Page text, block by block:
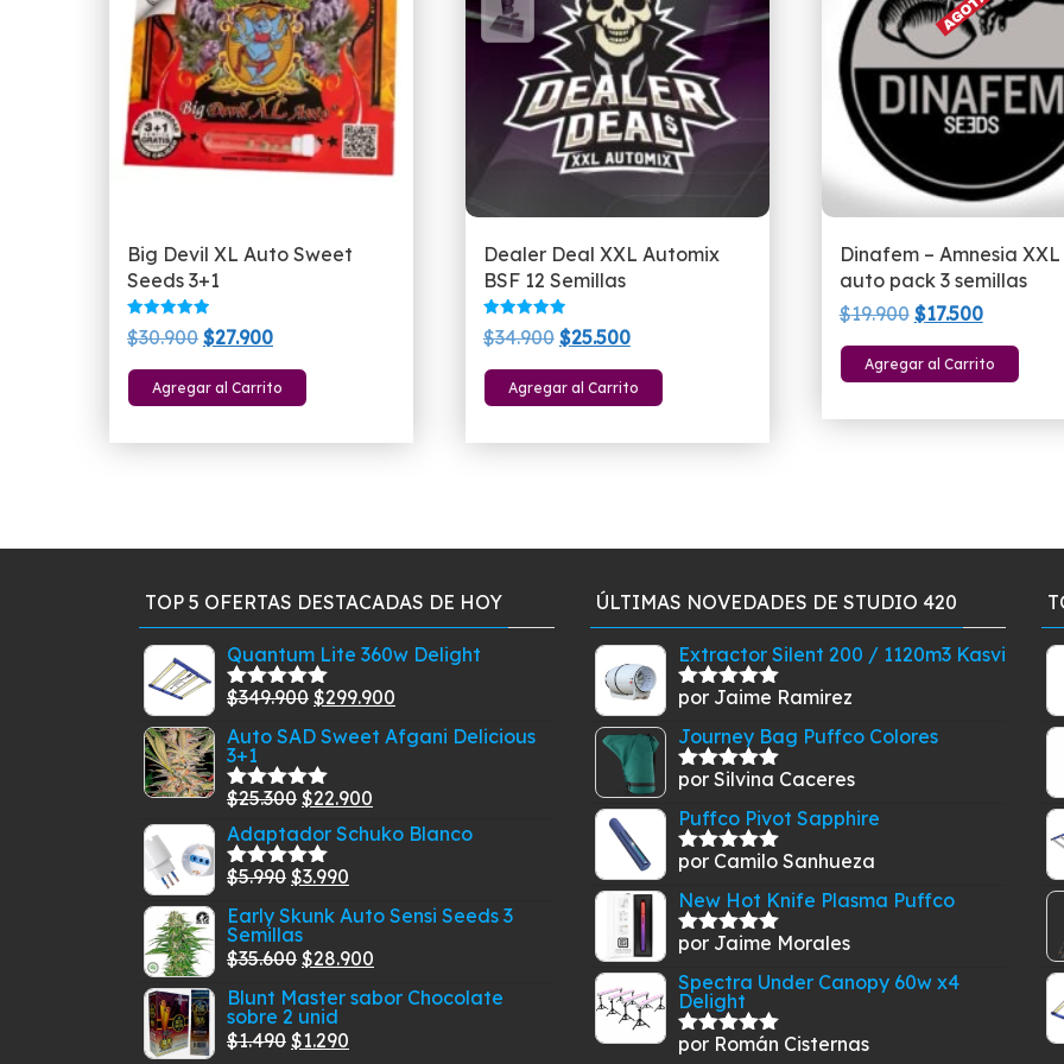
Big Devil XL Auto Sweet
Seeds 3+1
Valorado
con
de 5
$30.900 El
precio
original
$27.900El
precio
actual
Agregar al Carrito
Dealer Deal XXL Automix
BSF 12 Semillas
Valorado
con
de 5
$34.900 El
precio
original
$25.500El
precio
actual
Agregar al Carrito
Dinafem – Amnesia XXL
auto pack 3 semillas
$19.900 El
precio
original
$17.500El
precio
actual
Agregar al Carrito
TOP 5 OFERTAS DESTACADAS DE HOY
Quantum Lite 360w Delight
Valorado
5
$349.900 El
precio
era:
$349.900.
$299.900
precio
Auto SAD Sweet Afgani Delicious
3+1
Valorado
con
de
5
$25.300 El
precio
original
era:
$25.300.
$22.900
precio
$22.900.
Adaptador Schuko Blanco
Valorado
5
$5.990 El
precio
original
era:
$5.990.
$3.990
precio
es:
$3.990.
Early Skunk Auto Sensi Seeds 3
Semillas
$35.600 El
precio
original
era:
$28.900
precio
Blunt Master sabor Chocolate
sobre 2 unid
$1.490 El
$1.290
ÚLTIMAS NOVEDADES DE STUDIO 420
Extractor Silent 200 / 1120m3 Kasvi
Valorado
por Jaime Ramirez
Journey Bag Puffco Colores
Valorado
por Silvina Caceres
Puffco Pivot Sapphire
Valorado
por Camilo Sanhueza
New Hot Knife Plasma Puffco
Valorado
por Jaime Morales
Spectra Under Canopy 60w x4
Delight
Valorado
por Román Cisternas